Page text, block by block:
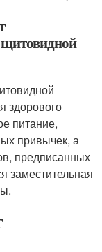
щитовидной
здорового
питание,
привычек, а
предписанных
заместительная